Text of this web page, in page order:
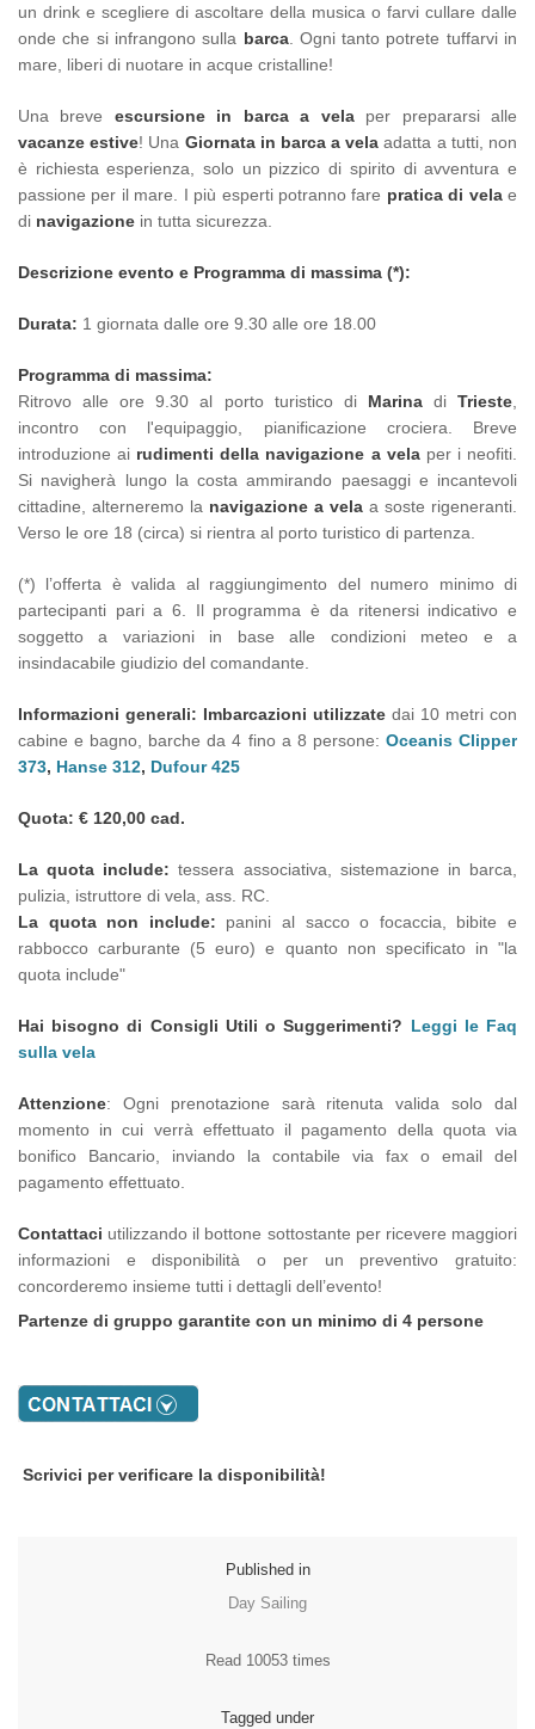
un drink e scegliere di ascoltare della musica o farvi cullare dalle
onde che si infrangono sulla barca. Ogni tanto potrete tuffarvi in
mare, liberi di nuotare in acque cristalline!
Una breve escursione in barca a velaper prepararsi alle
vacanze estive! Una Giornata in barca a velaadatta a tutti, non
è richiesta esperienza, solo un pizzico di spirito di avventura e
passione per il mare. I più esperti potranno fare pratica di velae
di navigazione in tutta sicurezza.
Descrizione evento e Programma di massima (*):
Durata: 1 giornata dalle ore 9.30 alle ore 18.00
Programma di massima:
Ritrovo alle ore 9.30 al porto turistico di MarinadiTrieste
incontro con l'equipaggio, pianificazione crociera. Breve
introduzione ai rudimenti della navigazione a velaper i neofiti.
Si navigherà lungo la costa ammirando paesaggi e incantevoli
cittadine, alterneremo la navigazione a vela a soste rigeneranti.
Verso le ore 18 (circa) si rientra al porto turistico di partenza.
(*) l’offerta è valida al raggiungimento del numero minimo di
partecipanti pari a 6. Il programma è da ritenersi indicativo e
soggetto a variazioni in base alle condizioni meteo e a
insindacabile giudizio del comandante.
Informazioni generali: Imbarcazioni utilizzate dai 10 metri con
cabine e bagno, barche da 4 fino a 8 persone: Oceanis Clipper
373, Hanse 312, Dufour 425
Quota: € 120,00 cad.
La quota include: tessera associativa, sistemazione in barca,
pulizia, istruttore di vela, ass. RC.
La quota non include: panini al sacco o focaccia, bibite e
rabbocco carburante (5 euro) e quanto non specificato in "la
quota include"
Hai bisogno di Consigli Utili o Suggerimenti? Leggi le Faq
sulla vela
Attenzione: Ogni prenotazione sarà ritenuta valida solo dal
momento in cui verrà effettuato il pagamento della quota via
bonifico Bancario, inviando la contabile via fax o email del
pagamento effettuato.
Contattaci utilizzando il bottone sottostante per ricevere maggiori
informazioni e disponibilità o per un preventivo gratuito:
concorderemo insieme tutti i dettagli dell’evento!
Partenze di gruppo garantite con un minimo di 4 persone
Scrivici per verificare la disponibilità!
Published in
Day Sailing
Read 10053 times
Tagged under